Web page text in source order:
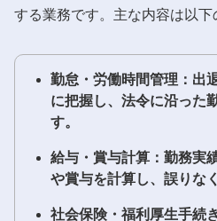
する業務です。主な内容は以下
勤怠・労働時間管理：出
に把握し、法令に沿った
す。
給与・賞与計算：勤務実
や賞与を計算し、誤りな
社会保険・福利厚生手続